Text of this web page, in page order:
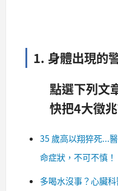
1. 身體出現的
點選下列文
快把4大徵
35 歲高以翔猝死...
命症狀，不可不慎！
多喝水沒事？心臟